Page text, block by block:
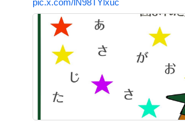
pic.x.com/lN98TYlxuc